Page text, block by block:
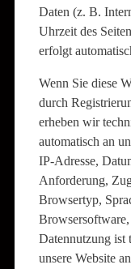
Daten (z. B.
Uhrzeit des
erfolgt
Wenn Sie diese
durch
erheben wir
automatisch an
IP-Adresse,
Anforderung,
Browsertyp,
Datennutzung ist
unsere Website